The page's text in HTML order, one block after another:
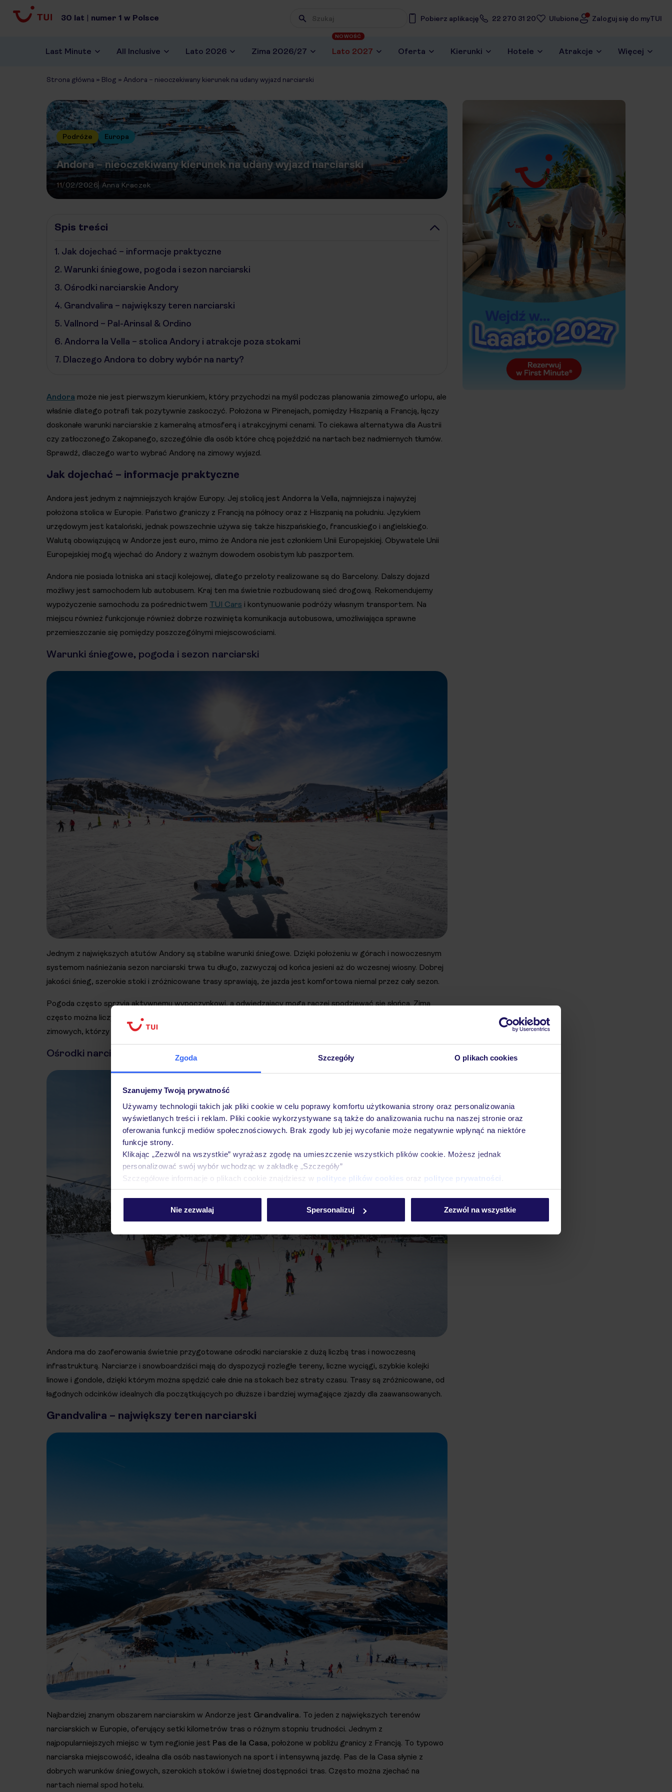
Zgoda Szczegóły O plikach cookies
Szanujemy Twoją prywatność
Używamy technologii takich jak pliki cookie w celu poprawy komfortu użytkowania strony oraz personalizowania
wyświetlanych treści i reklam. Pliki cookie wykorzystywane są także do analizowania ruchu na naszej stronie oraz
oferowania funkcji mediów społecznościowych. Brak zgody lub jej wycofanie może negatywnie wpłynąć na niektóre
funkcje strony.
Klikając „Zezwól na wszystkie” wyrażasz zgodę na umieszczenie wszystkich plików cookie. Możesz jednak
personalizować swój wybór wchodząc w zakładkę „Szczegóły”
Szczegółowe informacje o plikach cookie znajdziesz w polityce plików cookies oraz polityce prywatności
Nie zezwalaj Spersonalizuj Zezwól na wszystkie
30 lat | numer 1 w Polsce Pobierz aplikację 22 270 31 20 Ulubione Zaloguj się do myTUI
Last Minute All Inclusive Lato 2026 Zima 2026/27 Lato 2027
NOWOŚĆ
Oferta Kierunki Hotele Atrakcje Więcej
Strona główna » Blog » Andora – nieoczekiwany kierunek na udany wyjazd narciarski
Podróże Europa
Andora – nieoczekiwany kierunek na udany wyjazd narciarski
11/02/2026 Anna Kraczek
Spis treści
1. Jak dojechać – informacje praktyczne
2. Warunki śniegowe, pogoda i sezon narciarski
3. Ośrodki narciarskie Andory
4. Grandvalira – największy teren narciarski
5. Vallnord – Pal-Arinsal & Ordino
6. Andorra la Vella – stolica Andory i atrakcje poza stokami
7. Dlaczego Andora to dobry wybór na narty?
Andora może nie jest pierwszym kierunkiem, który przychodzi na myśl podczas planowania zimowego urlopu, ale
właśnie dlatego potrafi tak pozytywnie zaskoczyć. Położona w Pirenejach, pomiędzy Hiszpanią a Francją, łączy
doskonałe warunki narciarskie z kameralną atmosferą i atrakcyjnymi cenami. To ciekawa alternatywa dla Austrii
czy zatłoczonego Zakopanego, szczególnie dla osób które chcą pojeździć na nartach bez nadmiernych tłumów.
Sprawdź, dlaczego warto wybrać Andorę na zimowy wyjazd.
Jak dojechać – informacje praktyczne
Andora jest jednym z najmniejszych krajów Europy. Jej stolicą jest Andorra la Vella, najmniejsza i najwyżej
położona stolica w Europie. Państwo graniczy z Francją na północy oraz z Hiszpanią na południu. Językiem
urzędowym jest kataloński, jednak powszechnie używa się także hiszpańskiego, francuskiego i angielskiego.
Walutą obowiązującą w Andorze jest euro, mimo że Andora nie jest członkiem Unii Europejskiej. Obywatele Unii
Europejskiej mogą wjechać do Andory z ważnym dowodem osobistym lub paszportem.
Andora nie posiada lotniska ani stacji kolejowej, dlatego przeloty realizowane są do Barcelony. Dalszy dojazd
możliwy jest samochodem lub autobusem. Kraj ten ma świetnie rozbudowaną sieć drogową. Rekomendujemy
wypożyczenie samochodu za pośrednictwem TUI Cars i kontynuowanie podróży własnym transportem. Na
miejscu również funkcjonuje również dobrze rozwinięta komunikacja autobusowa, umożliwiająca sprawne
przemieszczanie się pomiędzy poszczególnymi miejscowościami.
Warunki śniegowe, pogoda i sezon narciarski
Jednym z największych atutów Andory są stabilne warunki śniegowe. Dzięki położeniu w górach i nowoczesnym
systemom naśnieżania sezon narciarski trwa tu długo, zazwyczaj od końca jesieni aż do wczesnej wiosny. Dobrej
jakości śnieg, szerokie stoki i zróżnicowane trasy sprawiają, że jazda jest komfortowa niemal przez cały sezon.
Pogoda często sprzyja aktywnemu wypoczynkowi, a odwiedzający mogą raczej spodziewać się słońca. Zimą
często można liczyć na słoneczne dni i dobrą widoczność na trasach. To dobry kierunek dla miłośników sportów
zimowych, którzy chcą maksymalnie wykorzystać czas na stokach i cieszyć się jazdą od rana do wieczora.
Ośrodki narciarskie Andory
Andora ma do zaoferowania świetnie przygotowane ośrodki narciarskie z dużą liczbą tras i nowoczesną
infrastrukturą. Narciarze i snowboardziści mają do dyspozycji rozległe tereny, liczne wyciągi, szybkie kolejki
linowe i gondole, dzięki którym można spędzić całe dnie na stokach bez straty czasu. Trasy są zróżnicowane, od
łagodnych odcinków idealnych dla początkujących po dłuższe i bardziej wymagające zjazdy dla zaawansowanych.
Grandvalira – największy teren narciarski
Najbardziej znanym obszarem narciarskim w Andorze jest Grandvalira. To jeden z największych terenów
narciarskich w Europie, oferujący setki kilometrów tras o różnym stopniu trudności. Jednym z
najpopularniejszych miejsc w tym regionie jest Pas de la Casa, położone w pobliżu granicy z Francją. To typowo
narciarska miejscowość, idealna dla osób nastawionych na sport i intensywną jazdę. Pas de la Casa słynie z
dobrych warunków śniegowych, szerokich stoków i świetnej dostępności tras. Często można zjechać na
nartach niemal spod hotelu.